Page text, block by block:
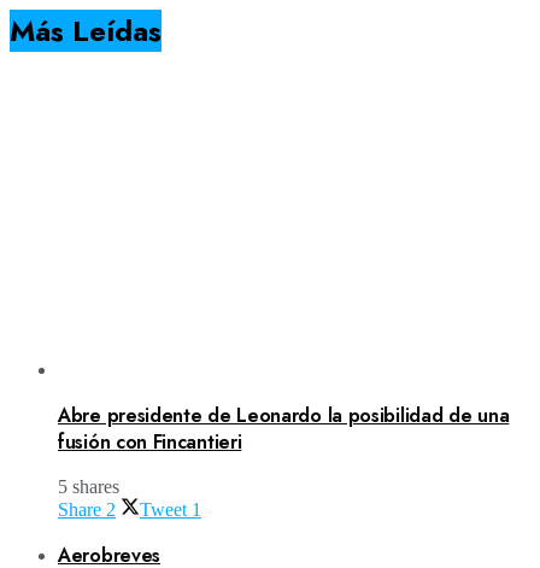
Más Leídas
Abre presidente de Leonardo la posibilidad de una
fusión con Fincantieri
5 shares
Share 2 Tweet 1
Aerobreves